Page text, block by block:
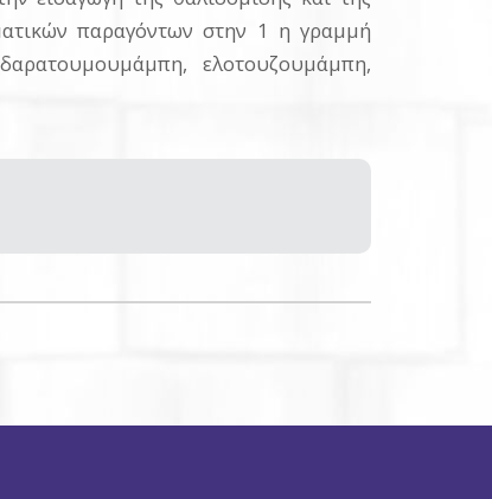
παραγόντων στην 1 η γραμμή
ελοτουζουμάμπη,